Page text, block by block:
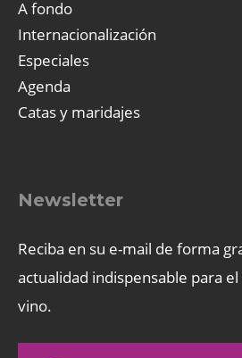
A fondo
Internacionalización
Especiales
Agenda
Catas y maridajes
Newsletter
Reciba en su e-mail de forma
actualidad indispensable para
vino.